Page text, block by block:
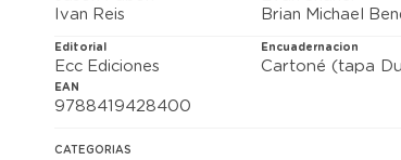
crecimiento aparentemente acelerado de
encajaría el contexto de la Legión con el
Jor-El? ¡Descúbrelo en La Casa de El!
Ivan Reis
Brian Michael
Editorial
Ecc Ediciones
Encuadernacion
Cartoné (tapa
EAN
9788419428400
CATEGORIAS